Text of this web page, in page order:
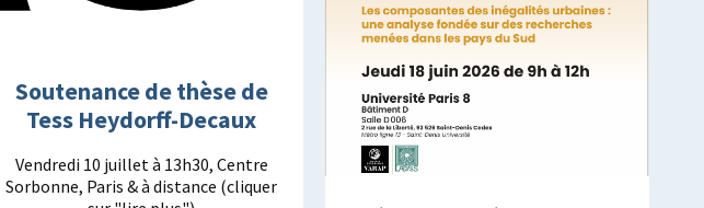
Soutenance de thèse de
Tess Heydorff-Decaux
Vendredi 10 juillet à 13h30, Centre
Sorbonne, Paris & à distance (cliquer